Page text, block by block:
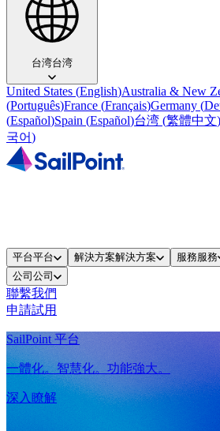
台湾台湾
United States (English)Australia & New
(Português)France (Français)Germany (
(Español)Spain (Español)台湾 (繁體中文)
국어)
平台平台 解決方案解決方案 服務服務
公司 公司
聯繫我們
申請試用
SailPoint 平台
一體化。智慧化。功能強大。
深入瞭解